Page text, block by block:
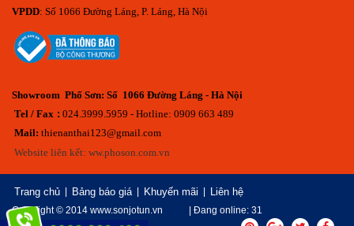
VPDD: Số 1066 Đường Láng, P. Láng, Hà Nội
Showroom Phố Sơn: Số 1066 Đường Láng - Hà Nội
Tel / Fax : 024.3999.5959 - Hotline: 0909 663 489
Mail: thienanthai123@gmail.com
Website liên kết: ww.phoson.com.vn
Trang chủ | Bảng báo giá | Khuyến mãi | Liên hệ
Copyright © 2014 www.sonjotun.vn | Đang online: 31